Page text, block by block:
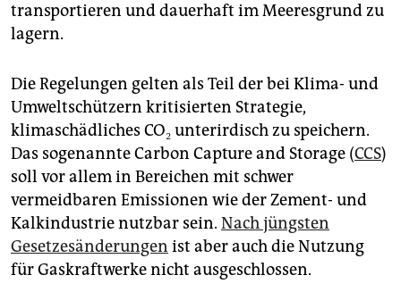
transportieren und dauerhaft im Meeresgrund zu
lagern.
Die ⁠Regelungen gelten als Teil der bei Klima- und
Umweltschützern kritisierten Strategie,
klimaschädliches CO₂ unterirdisch zu speichern.
Das sogenannte Carbon Capture and Storage (CCS)
soll vor allem in Bereichen mit schwer
vermeidbaren Emissionen wie der Zement- und
Kalkindustrie nutzbar sein. Nach jüngsten
Gesetzesänderungen ist ⁠aber auch die Nutzung
für Gaskraftwerke nicht ausgeschlossen.